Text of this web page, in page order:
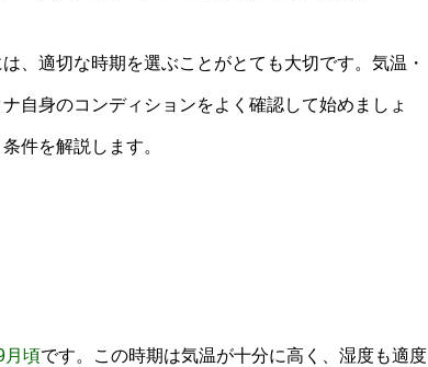
、適切な時期を選ぶことがとても大切です。気温・
自身のコンディションをよく確認して始めましょ
件を解説します。
月頃です。この時期は気温が十分に高く、湿度も適度